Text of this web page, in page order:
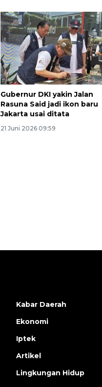
Gubernur DKI yakin Jalan
Rasuna Said jadi ikon baru
Jakarta usai ditata
21 Juni 2026 09:59
Kabar Daerah
Ekonomi
Iptek
Artikel
Lingkungan Hidup